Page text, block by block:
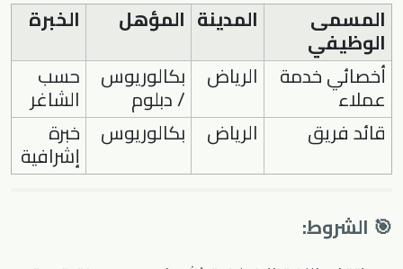
المسمى
الوظيفي
المدينة المؤهل
الخبرة
أخصائي خدمة
عملاء
الرياض بكالوريوس
/ دبلوم
حسب
الشاغر
قائد فريق
الرياض بكالوريوس خبرة
إشرافية
🎯 الشروط: